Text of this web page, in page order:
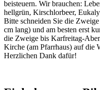
beisteuern. Wir brauchen:
hellgrün, Kirschlorbeer,
Bitte schneiden Sie die
cm lang) und am besten erst
die Zweige bis Karfreitag-
Kirche (am Pfarrhaus) auf die
Herzlichen Dank dafür!